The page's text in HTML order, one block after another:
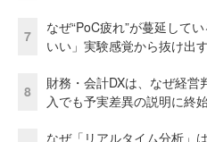
7
なぜ“PoC疲れ”が蔓延して
いい」実験感覚から抜け出
8
財務・会計DXは、なぜ経
入でも予実差異の説明に
なぜ「リアルタイム分析」